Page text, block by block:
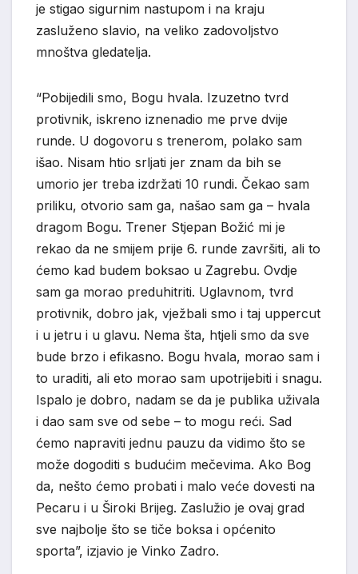
je stigao sigurnim nastupom i na kraju
zasluženo slavio, na veliko zadovoljstvo
mnoštva gledatelja.
“Pobijedili smo, Bogu hvala. Izuzetno tvrd
protivnik, iskreno iznenadio me prve dvije
runde. U dogovoru s trenerom, polako sam
išao. Nisam htio srljati jer znam da bih se
umorio jer treba izdržati 10 rundi. Čekao sam
priliku, otvorio sam ga, našao sam ga – hvala
dragom Bogu. Trener Stjepan Božić mi je
rekao da ne smijem prije 6. runde završiti, ali to
ćemo kad budem boksao u Zagrebu. Ovdje
sam ga morao preduhitriti. Uglavnom, tvrd
protivnik, dobro jak, vježbali smo i taj uppercut
i u jetru i u glavu. Nema šta, htjeli smo da sve
bude brzo i efikasno. Bogu hvala, morao sam i
to uraditi, ali eto morao sam upotrijebiti i snagu.
Ispalo je dobro, nadam se da je publika uživala
i dao sam sve od sebe – to mogu reći. Sad
ćemo napraviti jednu pauzu da vidimo što se
može dogoditi s budućim mečevima. Ako Bog
da, nešto ćemo probati i malo veće dovesti na
Pecaru i u Široki Brijeg. Zaslužio je ovaj grad
sve najbolje što se tiče boksa i općenito
sporta”, izjavio je Vinko Zadro.